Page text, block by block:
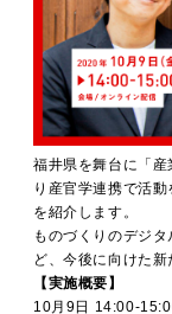
福井県を舞台に「
り産官学連携で活
を紹介します。
ものづくりのデジ
ど、今後に向けた
【実施概要】
10月9日 14:00-